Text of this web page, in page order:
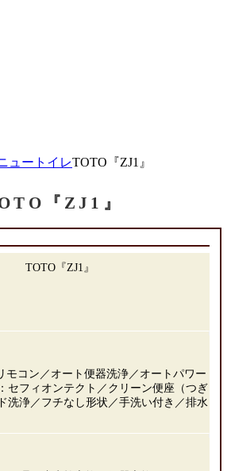
ュー トイレTOTO『ZJ1』
『ZJ1』
モコン／オート便器洗浄／オートパワー
セフィオンテクト／クリーン便座（つぎ
洗浄／フチなし形状／手洗い付き／排水